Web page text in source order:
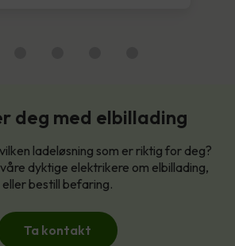
deg med elbillading
ladeløsning som er riktig for deg?
dyktige elektrikere om elbillading,
eller bestill befaring.
Ta kontakt